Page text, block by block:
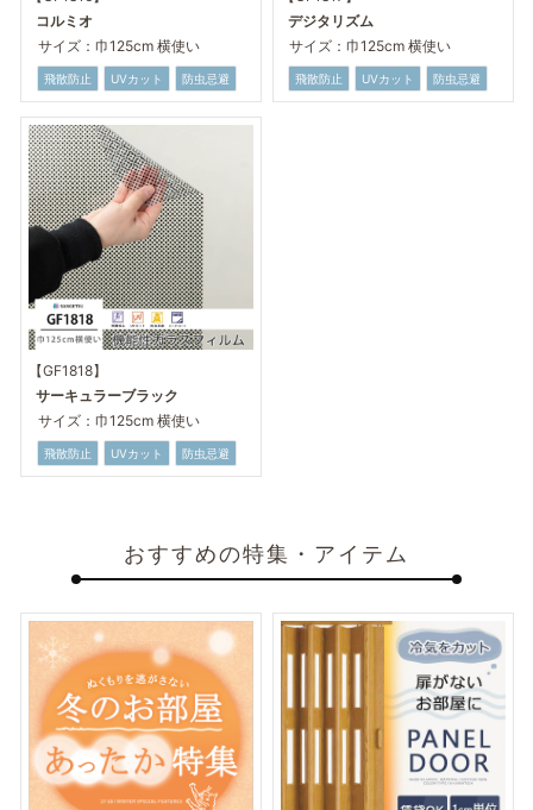
コルミオ
サイズ：巾125cm 横使い
飛散防止 UVカット 防虫忌避
デジタリズム
サイズ：巾125cm 横使い
飛散防止 UVカット 防虫忌避
【GF1818】
サーキュラーブラック
サイズ：巾125cm 横使い
飛散防止 UVカット 防虫忌避
おすすめの特集・アイテム